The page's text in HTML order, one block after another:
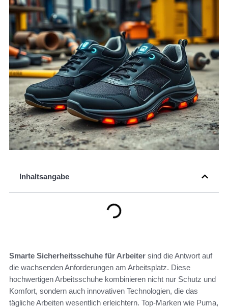
Inhaltsangabe
Smarte Sicherheitsschuhe für Arbeiter sind die Antwort auf
die wachsenden Anforderungen am Arbeitsplatz. Diese
hochwertigen Arbeitsschuhe kombinieren nicht nur Schutz und
Komfort, sondern auch innovativen Technologien, die das
tägliche Arbeiten wesentlich erleichtern. Top-Marken wie Puma,